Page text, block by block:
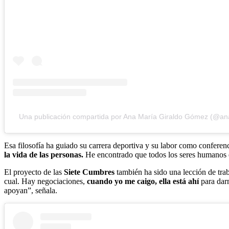
Una publicación compartida por Ana María Giraldo Gómez
Esa filosofía ha guiado su carrera deportiva y su labor como
la vida de las personas. He encontrado que todos los seres
El proyecto de las Siete Cumbres también ha sido una lección de
cual. Hay negociaciones, cuando yo me caigo, ella está ahípara
apoyan”, señala.